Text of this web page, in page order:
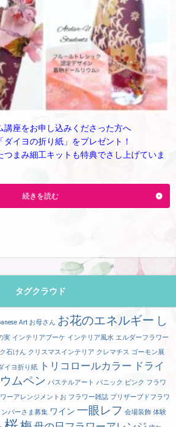
講座をお申し込みくださった方へ
イヨの折り紙」をプレゼント！
まみ細工キットも特典でさし上げていま
続きを読む
タグクラウド
Art お母さん お花のエネルギー し
実 インテリアブーケ インテリア風水 エルダーフラワー
石けん クリスマスインテリア クレマチス ゴーモン展
イヨ折り紙 トリコロールカラー ドライ
ムペン パステルアート パニック ピンク フラワ
ーアレンジメントお フラワー雑誌 プリザーブドフラワ
ンバーさま募集 ワイン 一眼レフ 会場装飾 体験